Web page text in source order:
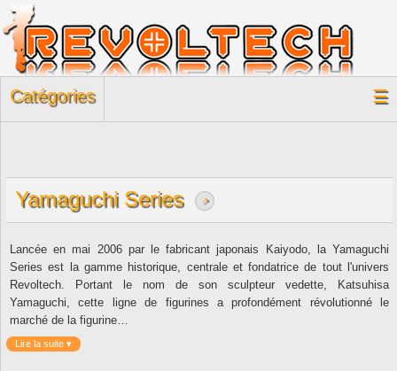
Catégories ☰
Yamaguchi Series ↗
Lancée en mai 2006 par le fabricant japonais Kaiyodo, la Yamaguchi
Series est la gamme historique, centrale et fondatrice de tout l'univers
Revoltech. Portant le nom de son sculpteur vedette, Katsuhisa
Yamaguchi, cette ligne de figurines a profondément révolutionné le
marché de la figurine…
Lire la suite ▾